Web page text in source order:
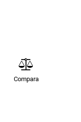
Compara